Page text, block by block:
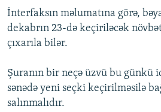
KARIKATURA
İSLAM VƏ DEMOKRATIYA
İZ - MƏDƏNIYYƏT PROQRAMI
PEŞƏ ETIKASI VƏ JURNALISTIKA
MATERIALLARIMIZDAN ISTIFADƏ
BIZIMLƏ ƏLAQƏ
XƏBƏR BÜLLETENLƏRIMIZ
BIZI IZLƏ
RFE/RL-in bütün saytları
İnterfaksın məlumatına görə,
dekabrın 23-də keçiriləcək
çıxarıla bilər.
Şuranın bir neçə üzvü bu günkü
sənədə yeni seçki keçirilməsilə
salınmalıdır.